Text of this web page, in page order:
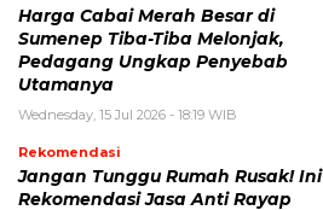
Harga Cabai Merah Besar di
Sumenep Tiba-Tiba Melonjak,
Pedagang Ungkap Penyebab
Utamanya
Wednesday, 15 Jul 2026 - 18:19 WIB
Rekomendasi
Jangan Tunggu Rumah Rusak! Ini
Rekomendasi Jasa Anti Rayap